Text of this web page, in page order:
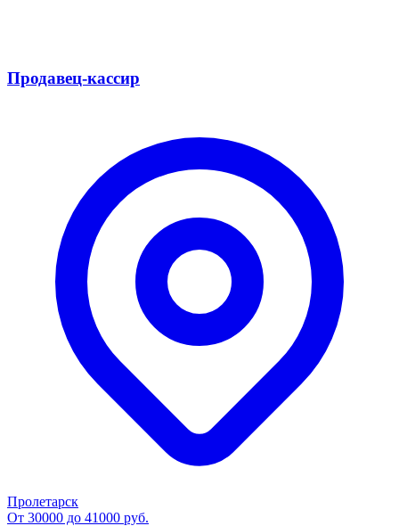
Продавец-кассир
Пролетарск
От 30000 до 41000 руб.